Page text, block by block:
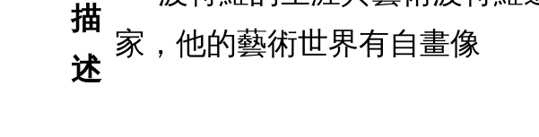
描
述
家，他的藝術世界有自畫像